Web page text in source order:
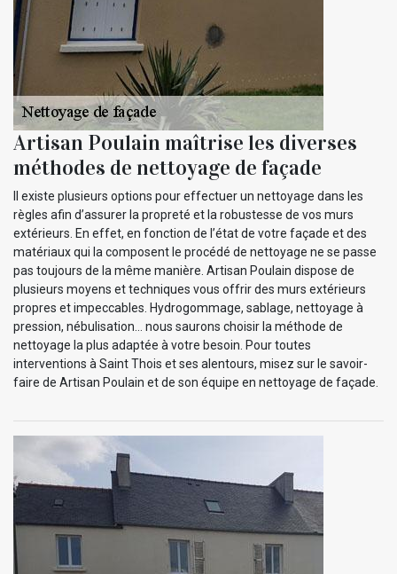
Artisan Poulain maîtrise les diverses
méthodes de nettoyage de façade
Il existe plusieurs options pour effectuer un nettoyage dans les
règles afin d’assurer la propreté et la robustesse de vos murs
extérieurs. En effet, en fonction de l’état de votre façade et des
matériaux qui la composent le procédé de nettoyage ne se passe
pas toujours de la même manière. Artisan Poulain dispose de
plusieurs moyens et techniques vous offrir des murs extérieurs
propres et impeccables. Hydrogommage, sablage, nettoyage à
pression, nébulisation… nous saurons choisir la méthode de
nettoyage la plus adaptée à votre besoin. Pour toutes
interventions à Saint Thois et ses alentours, misez sur le savoir-
faire de Artisan Poulain et de son équipe en nettoyage de façade.